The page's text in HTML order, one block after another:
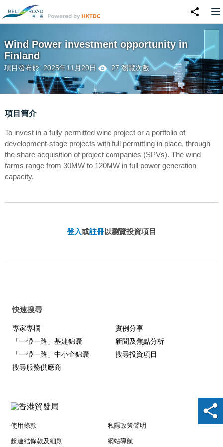
Wind Power investment opportunity in
Finland
項目發布於: 2025年11月20日 27 瀏覽次數
項目簡介
To invest in a fully permitted wind project or a portfolio of
development-stage projects with full permitting in place, through
the share acquisition of project companies (SPVs). The wind
farms range from 30MW to 120MW in full power generation
capacity.
登入或註冊以瀏覽投資項目
快速搜尋
專家專欄
實例分享
「一帶一路」基建錦囊
新聞及焦點分析
「一帶一路」中小企錦囊
搜尋投資項目
搜尋服務供應商
使用條款 私隱政策聲明
超連結條款及細則 網站導航